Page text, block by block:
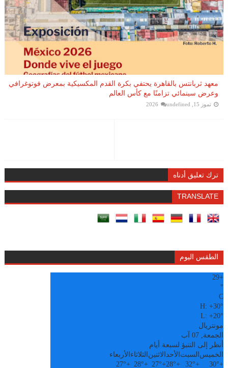
معهد ثربانتس بالقاهرة يحتفي بكرة القدم المكسيكية بمعرض فوتوغرافي
وعرض سينمائي تزامنًا مع كأس العالم
تموز 15, 2026 undefined
ترك تعليق أدناه
TRANSLATE
الطقس اليوم
+
29
°
C
H:+30°
L:+20°
مونتريال
الجمعة, 07 آب
أنظر إلى التنبؤ لسبعة أيام
الخميس السبت الأحدالاثنين الثلاثاء الأربعاء
+
30°
+
32°
+
28°
+
27°
+
28°
+
27°